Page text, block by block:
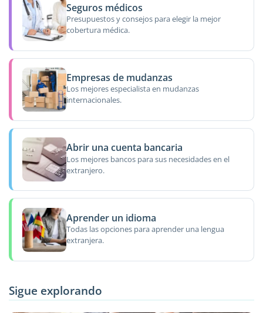
Seguros médicos
Presupuestos y consejos para elegir la mejor
cobertura médica.
Empresas de mudanzas
Los mejores especialista en mudanzas
internacionales.
Abrir una cuenta bancaria
Los mejores bancos para sus necesidades en el
extranjero.
Aprender un idioma
Todas las opciones para aprender una lengua
extranjera.
Sigue explorando